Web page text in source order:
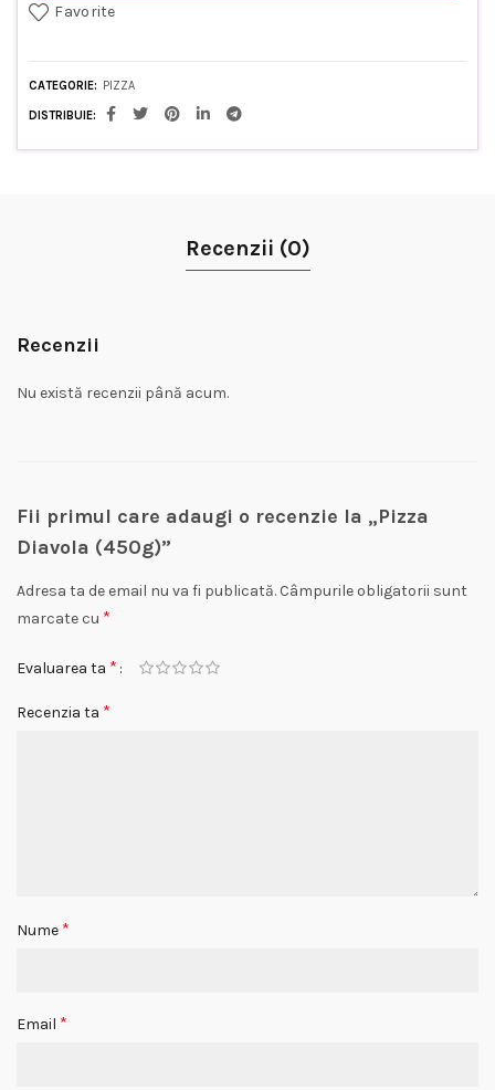
Favorite
CATEGORIE: PIZZA
DISTRIBUIE
Recenzii (0)
Recenzii
Nu există recenzii până acum.
Fii primul care adaugi o recenzie la „Pizza
Diavola (450g)”
Adresa ta de email nu va fi publicată. Câmpurile obligatorii sunt
marcate cu *
Evaluarea ta *
Recenzia ta *
Nume *
Email *